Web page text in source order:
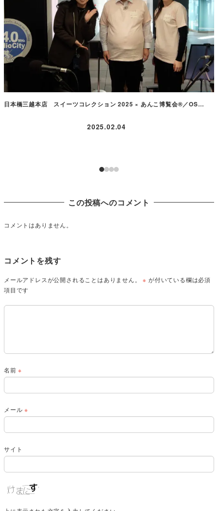
日本橋三越本店 スイーツコレクション 2025 × あんこ博覧会®／OS…
2025.02.04
この投稿へのコメント
コメントはありません。
コメントを残す
メールアドレスが公開されることはありません。 ※ が付いている欄は必須
項目です
名前※
メール※
サイト